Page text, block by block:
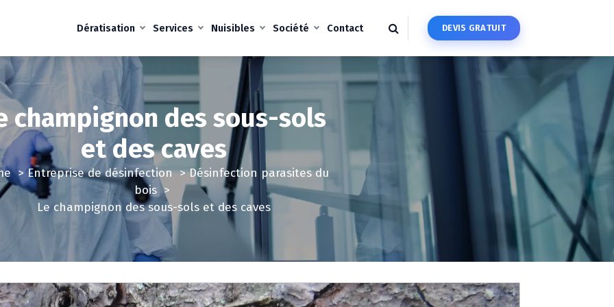
Dératisation Services Nuisibles Société Contact DEVIS GRATUIT
champignon des sous-sols
et des caves
> Entreprise de désinfection>Désinfection parasites du
bois>
Le champignon des sous-sols et des caves